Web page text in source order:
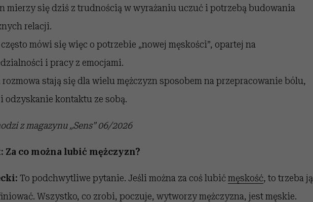
mierzy się dziś z trudnością w wyrażaniu uczuć i potrzebą budowania
relacji.
mówi się więc o potrzebie „nowej męskości”, opartej na
i pracy z emocjami.
rozmowa stają się dla wielu mężczyzn sposobem na przepracowanie bólu,
odzyskanie kontaktu ze sobą.
z magazynu „Sens” 06/2026
Za co można lubić mężczyzn?
To podchwytliwe pytanie. Jeśli można za coś lubićmęskość, to trzeba ją
Wszystko, co zrobi, poczuje, wytworzy mężczyzna, jest męskie.